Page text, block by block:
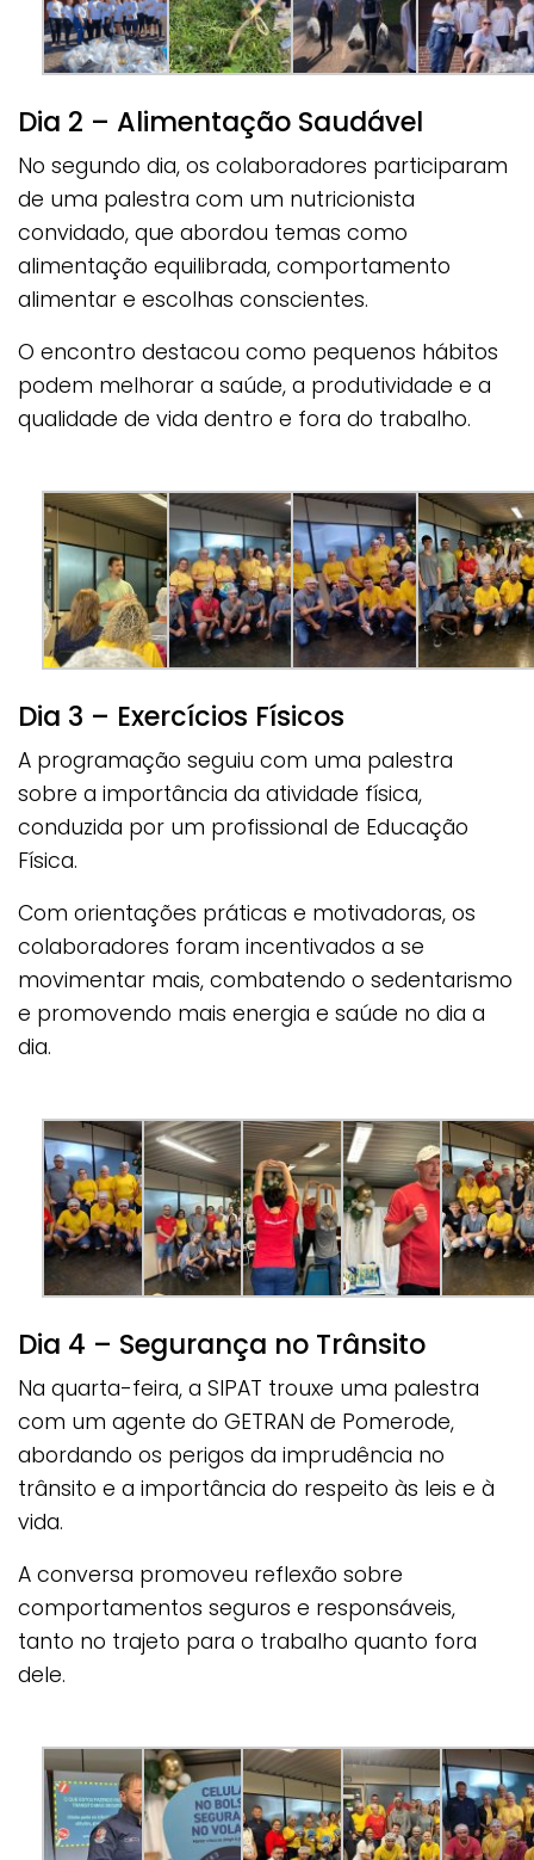
Dia 2 – Alimentação Saudável
No segundo dia, os colaboradores participaram
de uma palestra com um nutricionista
convidado, que abordou temas como
alimentação equilibrada, comportamento
alimentar e escolhas conscientes.
O encontro destacou como pequenos hábitos
podem melhorar a saúde, a produtividade e a
qualidade de vida dentro e fora do trabalho.
Dia 3 – Exercícios Físicos
A programação seguiu com uma palestra
sobre a importância da atividade física,
conduzida por um profissional de Educação
Física.
Com orientações práticas e motivadoras, os
colaboradores foram incentivados a se
movimentar mais, combatendo o sedentarismo
e promovendo mais energia e saúde no dia a
dia.
Dia 4 – Segurança no Trânsito
Na quarta-feira, a SIPAT trouxe uma palestra
com um agente do GETRAN de Pomerode,
abordando os perigos da imprudência no
trânsito e a importância do respeito às leis e à
vida.
A conversa promoveu reflexão sobre
comportamentos seguros e responsáveis,
tanto no trajeto para o trabalho quanto fora
dele.